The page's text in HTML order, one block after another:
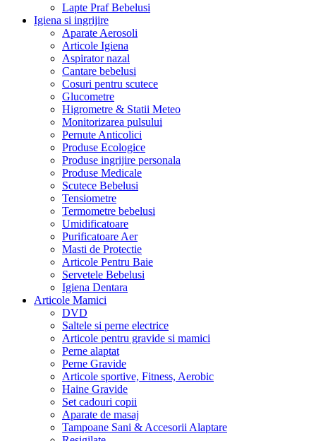
Lapte Praf Bebelusi
Igiena si ingrijire
Aparate Aerosoli
Articole Igiena
Aspirator nazal
Cantare bebelusi
Cosuri pentru scutece
Glucometre
Higrometre & Statii Meteo
Monitorizarea pulsului
Pernute Anticolici
Produse Ecologice
Produse ingrijire personala
Produse Medicale
Scutece Bebelusi
Tensiometre
Termometre bebelusi
Umidificatoare
Purificatoare Aer
Masti de Protectie
Articole Pentru Baie
Servetele Bebelusi
Igiena Dentara
Articole Mamici
DVD
Saltele si perne electrice
Articole pentru gravide si mamici
Perne alaptat
Perne Gravide
Articole sportive, Fitness, Aerobic
Haine Gravide
Set cadouri copii
Aparate de masaj
Tampoane Sani & Accesorii Alaptare